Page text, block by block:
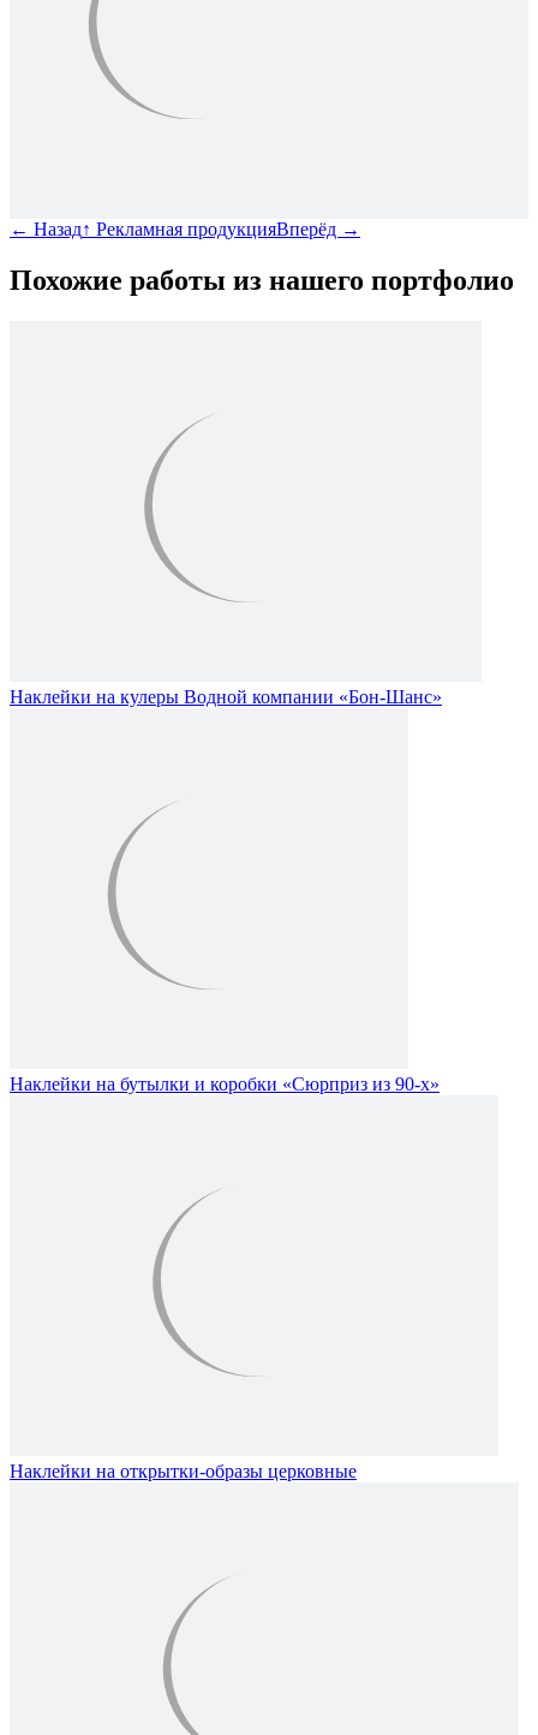
← Назад↑ Рекламная продукцияВперёд →
Похожие работы из нашего портфолио
Наклейки на кулеры Водной компании «Бон-Шанс»
Наклейки на бутылки и коробки «Сюрприз из 90-х»
Наклейки на открытки-образы церковные